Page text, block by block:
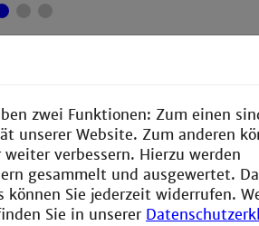
zwei Funktionen: Zum einen
unserer Website. Zum anderen
verbessern. Hierzu werden
gesammelt und ausgewertet.
Sie jederzeit widerrufen.
Sie in unserer